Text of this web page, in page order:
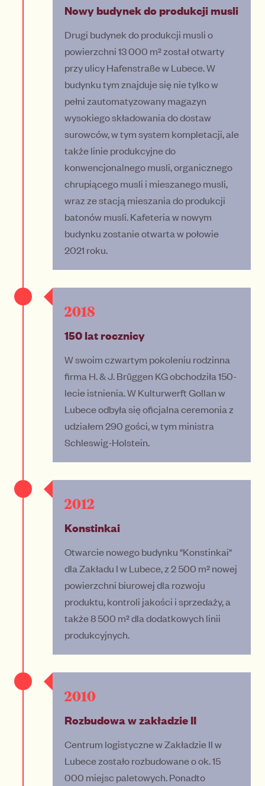
Nowy budynek do produkcji musli
Drugi budynek do produkcji musli o
powierzchni 13 000 m² został otwarty
przy ulicy Hafenstraße w Lubece. W
budynku tym znajduje się nie tylko w
pełni zautomatyzowany magazyn
wysokiego składowania do dostaw
surowców, w tym system kompletacji, ale
także linie produkcyjne do
konwencjonalnego musli, organicznego
chrupiącego musli i mieszanego musli,
wraz ze stacją mieszania do produkcji
batonów musli. Kafeteria w nowym
budynku zostanie otwarta w połowie
2021 roku.
2018
150 lat rocznicy
W swoim czwartym pokoleniu rodzinna
firma H. & J. Brüggen KG obchodziła 150-
lecie istnienia. W Kulturwerft Gollan w
Lubece odbyła się oficjalna ceremonia z
udziałem 290 gości, w tym ministra
Schleswig-Holstein.
2012
Konstinkai
Otwarcie nowego budynku "Konstinkai"
dla Zakładu I w Lubece, z 2 500 m² nowej
powierzchni biurowej dla rozwoju
produktu, kontroli jakości i sprzedaży, a
także 8 500 m² dla dodatkowych linii
produkcyjnych.
2010
Rozbudowa w zakładzie II
Centrum logistyczne w Zakładzie II w
Lubece zostało rozbudowane o ok. 15
000 miejsc paletowych. Ponadto